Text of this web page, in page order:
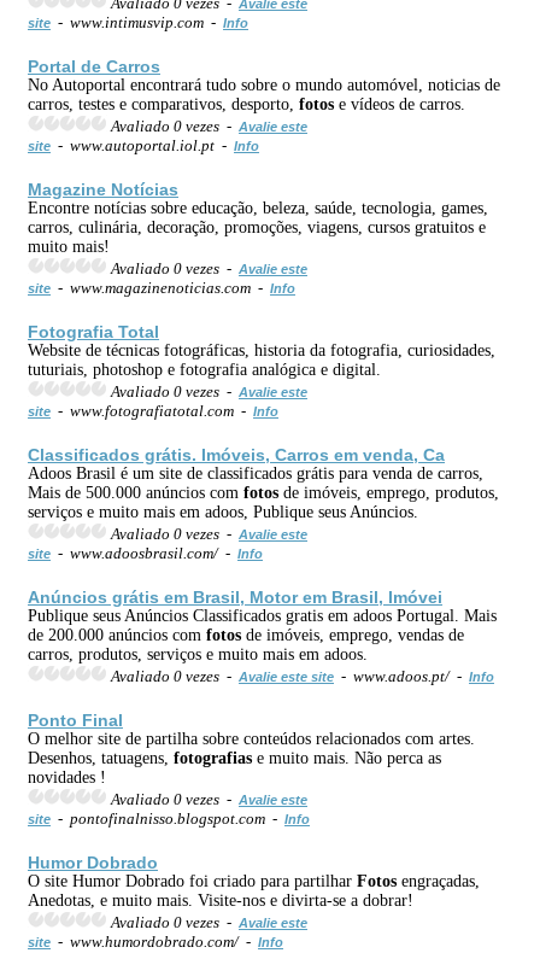
Avalie este
site - www.intimusvip.com - Info
Portal de Carros
No Autoportal encontrará tudo sobre o mundo automóvel, noticias de
carros, testes e comparativos, desporto, fotos e vídeos de carros.
Avaliado 0 vezes - Avalie este
site - www.autoportal.iol.pt - Info
Magazine Notícias
Encontre notícias sobre educação, beleza, saúde, tecnologia, games,
carros, culinária, decoração, promoções, viagens, cursos gratuitos e
muito mais!
Avaliado 0 vezes - Avalie este
site - www.magazinenoticias.com - Info
Fotografia Total
Website de técnicas fotográficas, historia da fotografia, curiosidades,
tuturiais, photoshop e fotografia analógica e digital.
Avaliado 0 vezes - Avalie este
site - www.fotografiatotal.com - Info
Classificados grátis. Imóveis, Carros em venda, Ca
Adoos Brasil é um site de classificados grátis para venda de carros,
Mais de 500.000 anúncios com fotos de imóveis, emprego, produtos,
serviços e muito mais em adoos, Publique seus Anúncios.
Avaliado 0 vezes - Avalie este
site - www.adoosbrasil.com/ - Info
Anúncios grátis em Brasil, Motor em Brasil, Imóvei
Publique seus Anúncios Classificados gratis em adoos Portugal. Mais
de 200.000 anúncios com fotos de imóveis, emprego, vendas de
carros, produtos, serviços e muito mais em adoos.
Avaliado 0 vezes - Avalie este site - www.adoos.pt/ - Info
Ponto Final
O melhor site de partilha sobre conteúdos relacionados com artes.
Desenhos, tatuagens, fotografias e muito mais. Não perca as
novidades !
Avaliado 0 vezes - Avalie este
site - pontofinalnisso.blogspot.com - Info
Humor Dobrado
O site Humor Dobrado foi criado para partilhar Fotos engraçadas,
Anedotas, e muito mais. Visite-nos e divirta-se a dobrar!
Avaliado 0 vezes - Avalie este
site - www.humordobrado.com/ - Info